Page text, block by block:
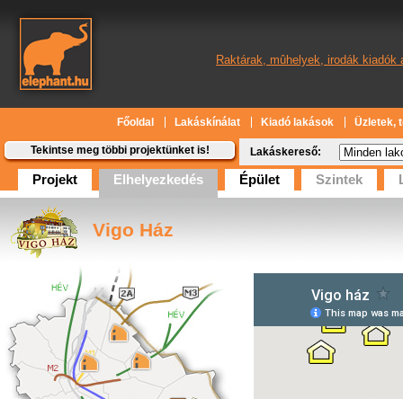
Raktárak, mûhelyek, irodák kiadók
Főoldal Lakáskínálat Kiadó lakások Üzletek,
Tekintse meg többi projektünket is! Lakáskereső:
Projekt Elhelyezkedés Épület Szintek
Vigo Ház